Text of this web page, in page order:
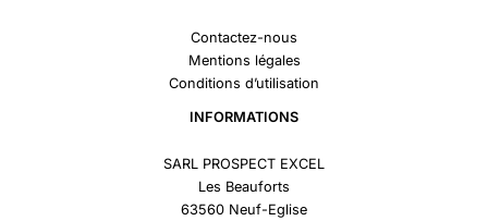
Contactez-nous
Mentions légales
Conditions d’utilisation
INFORMATIONS
SARL PROSPECT EXCEL
Les Beauforts
63560 Neuf-Eglise